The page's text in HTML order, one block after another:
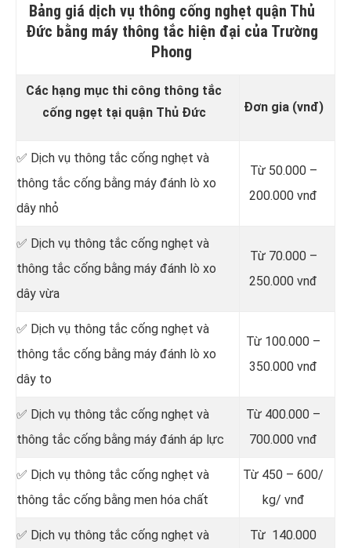
Bảng giá dịch vụ thông cống nghẹt quận Thủ
Đức bằng máy thông tắc hiện đại của Trường
Phong
Các hạng mục thi công thông tắc
cống ngẹt tại quận Thủ Đức
Đơn gia (vnđ)
✅ Dịch vụ thông tắc cống nghẹt và
thông tắc cống bằng máy đánh lò xo
dây nhỏ
Từ 50.000 –
200.000 vnđ
✅ Dịch vụ thông tắc cống nghẹt và
thông tắc cống bằng máy đánh lò xo
dây vừa
Từ 70.000 –
250.000 vnđ
✅ Dịch vụ thông tắc cống nghẹt và
thông tắc cống bằng máy đánh lò xo
dây to
Từ 100.000 –
350.000 vnđ
✅ Dịch vụ thông tắc cống nghẹt và
thông tắc cống bằng máy đánh áp lực
Từ 400.000 –
700.000 vnđ
✅ Dịch vụ thông tắc cống nghẹt và
thông tắc cống bằng men hóa chất
Từ 450 – 600/
kg/ vnđ
✅ Dịch vụ thông tắc cống nghẹt và
Từ 140.000